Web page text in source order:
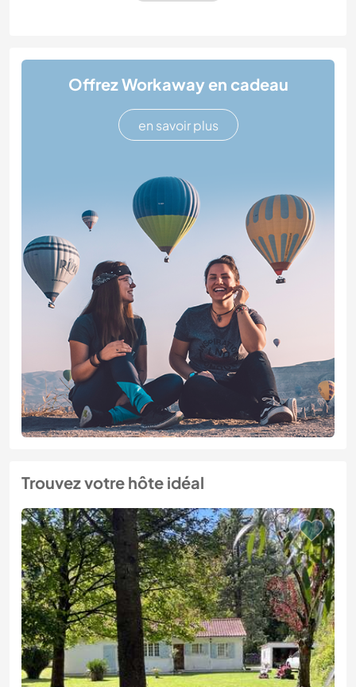
Offrez Workaway en cadeau
en savoir plus
Trouvez votre hôte idéal